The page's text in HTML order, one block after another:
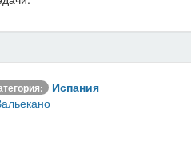
Испания